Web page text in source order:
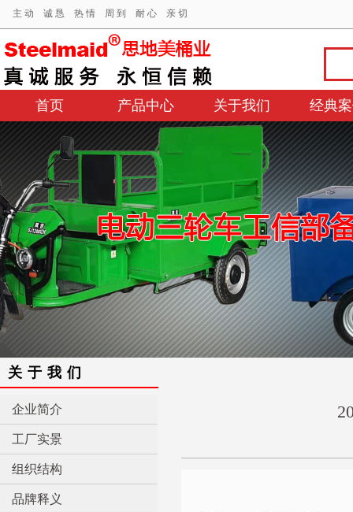
主 动 诚 恳 热 情 周 到 耐 心 亲 切
首页 产品中心 关于我们 经典
关于我们
企业简介
工厂实景
组织结构
品牌释义